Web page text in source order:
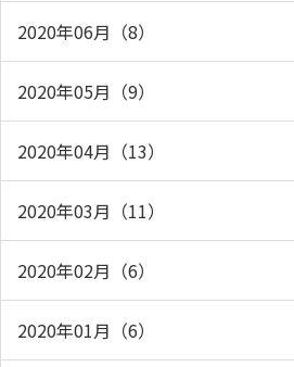
2020年06月（8）
2020年05月（9）
2020年04月（13）
2020年03月（11）
2020年02月（6）
2020年01月（6）